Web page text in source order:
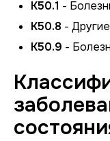
K50.1 -
K50.8 -
K50.9 -